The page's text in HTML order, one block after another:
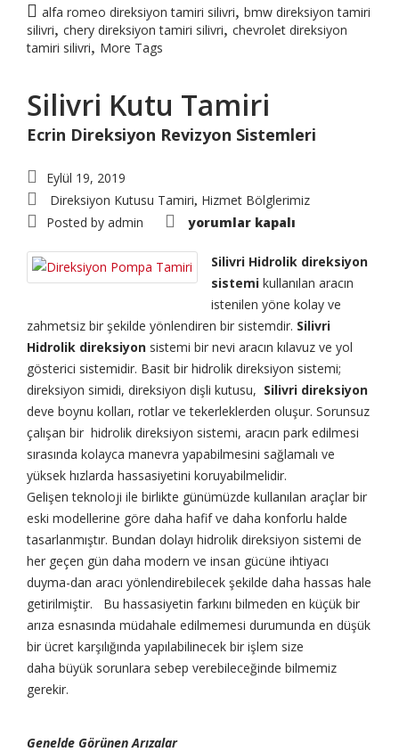
alfa romeo direksiyon tamiri silivri, bmw direksiyon tamiri
silivri, chery direksiyon tamiri silivri, chevrolet direksiyon
tamiri silivri, More Tags
Silivri Kutu Tamiri
Ecrin Direksiyon Revizyon Sistemleri
Eylül 19, 2019
Direksiyon Kutusu Tamiri, Hizmet Bölglerimiz
Posted by admin Silivri
Kutu
için
yorumlar kapalı
Silivri Hidrolik direksiyon
sistemi kullanılan aracın
istenilen yöne kolay ve
zahmetsiz bir şekilde yönlendiren bir sistemdir. Silivri
Hidrolik direksiyon sistemi bir nevi aracın kılavuz ve yol
gösterici sistemidir. Basit bir hidrolik direksiyon sistemi;
direksiyon simidi, direksiyon dişli kutusu, Silivri direksiyon
deve boynu kolları, rotlar ve tekerleklerden oluşur. Sorunsuz
çalışan bir hidrolik direksiyon sistemi, aracın park edilmesi
sırasında kolayca manevra yapabilmesini sağlamalı ve
yüksek hızlarda hassasiyetini koruyabilmelidir.
Gelişen teknoloji ile birlikte günümüzde kullanılan araçlar bir
eski modellerine göre daha hafif ve daha konforlu halde
tasarlanmıştır. Bundan dolayı hidrolik direksiyon sistemi de
her geçen gün daha modern ve insan gücüne ihtiyacı
duyma-dan aracı yönlendirebilecek şekilde daha hassas hale
getirilmiştir. Bu hassasiyetin farkını bilmeden en küçük bir
arıza esnasında müdahale edilmemesi durumunda en düşük
bir ücret karşılığında yapılabilinecek bir işlem size
daha büyük sorunlara sebep verebileceğinde bilmemiz
gerekir.
Genelde Görünen Arızalar